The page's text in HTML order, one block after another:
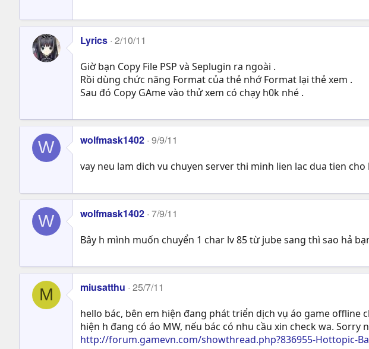
Lyrics 2/10/11
Giờ bạn Copy File PSP và Seplugin ra ngoài .
Rồi dùng chức năng Format của thẻ nhớ Format lại thẻ xem .
Sau đó Copy GAme vào thử xem có chạy h0k nhé .
W wolfmask1402 9/9/11
vay neu lam dich vu chuyen server thi minh lien lac dua tien
W wolfmask1402 7/9/11
Bây h mình muốn chuyển 1 char lv 85 từ jube sang thì sao hả
M miusatthu 25/7/11
hello bác, bên em hiện đang phát triển dịch vụ áo game offline
hiện h đang có áo MW, nếu bác có nhu cầu xin check wa. Sorry
http://forum.gamevn.com/showthread.php?836955-Hottopic-